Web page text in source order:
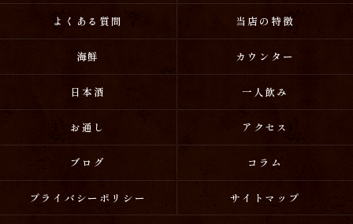
よくある質問 当店の特徴
海鮮 カウンター
日本酒 一人飲み
お通し アクセス
ブログ コラム
プライバシーポリシー サイトマップ